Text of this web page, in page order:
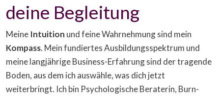
deine Begleitung
Meine Intuition und feine Wahrnehmung sind mein
Kompass. Mein fundiertes Ausbildungsspektrum und
meine langjährige Business-Erfahrung sind der tragende
Boden, aus dem ich auswähle, was dich jetzt
weiterbringt. Ich bin Psychologische Beraterin, Burn-